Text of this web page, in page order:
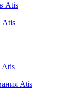
Atis
Atis
Atis
Atis